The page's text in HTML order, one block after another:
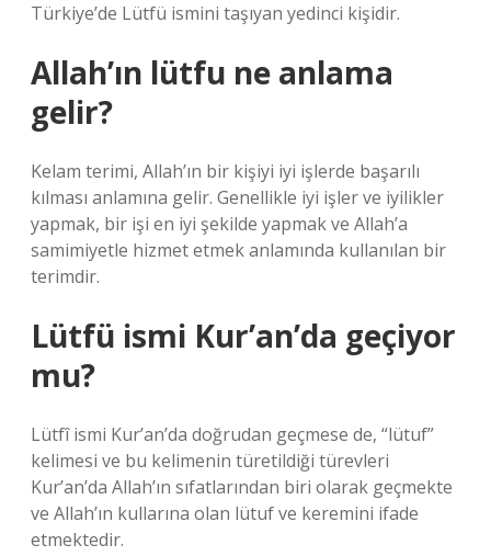
Türkiye’de Lütfü ismini taşıyan yedinci kişidir.
Allah’ın lütfu ne anlama
gelir?
Kelam terimi, Allah’ın bir kişiyi iyi işlerde başarılı
kılması anlamına gelir. Genellikle iyi işler ve iyilikler
yapmak, bir işi en iyi şekilde yapmak ve Allah’a
samimiyetle hizmet etmek anlamında kullanılan bir
terimdir.
Lütfü ismi Kur’an’da geçiyor
mu?
Lütfî ismi Kur’an’da doğrudan geçmese de, “lütuf”
kelimesi ve bu kelimenin türetildiği türevleri
Kur’an’da Allah’ın sıfatlarından biri olarak geçmekte
ve Allah’ın kullarına olan lütuf ve keremini ifade
etmektedir.